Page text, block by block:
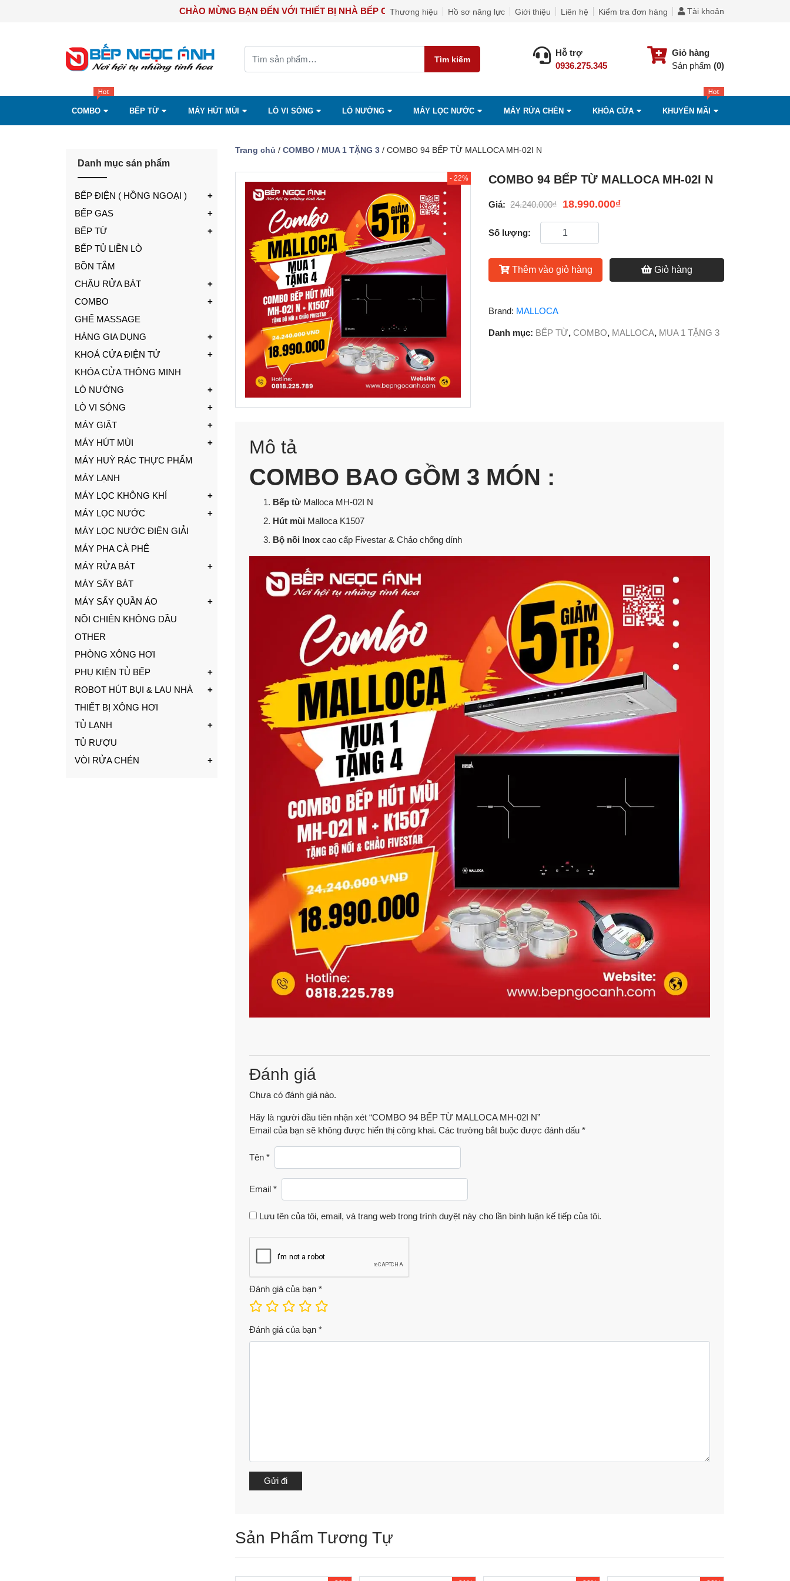
CHÀO MỪNG BẠN ĐẾN VỚI THIẾT BỊ NHÀ BẾP CAO CẤP NGỌC ÁNH
Thương hiệu Hồ sơ năng lực Giới thiệu Liên hệ Kiểm tra đơn hàng Tài khoản
Tìm kiếm
Hỗ trợ
0936.275.345
Giỏ hàng
Sản phẩm (0)
COMBO BẾP TỪ MÁY HÚT MÙI LÒ VI SÓNG LÒ NƯỚNG MÁY LỌC NƯỚC MÁY RỬA CHÉN KHÓA CỬA KHUYẾN MÃI
Danh mục sản phẩm
BẾP ĐIỆN ( HỒNG NGOẠI )
BẾP GAS
BẾP TỪ
BẾP TỦ LIỀN LÒ
BỒN TẮM
CHẬU RỬA BÁT
COMBO
GHẾ MASSAGE
HÀNG GIA DỤNG
KHOÁ CỬA ĐIỆN TỬ
KHÓA CỬA THÔNG MINH
LÒ NƯỚNG
LÒ VI SÓNG
MÁY GIẶT
MÁY HÚT MÙI
MÁY HUỲ RÁC THỰC PHẨM
MÁY LẠNH
MÁY LỌC KHÔNG KHÍ
MÁY LỌC NƯỚC
MÁY LỌC NƯỚC ĐIỆN GIẢI
MÁY PHA CÀ PHÊ
MÁY RỬA BÁT
MÁY SẤY BÁT
MÁY SẤY QUẦN ÁO
NỒI CHIÊN KHÔNG DẦU
OTHER
PHÒNG XÔNG HƠI
PHỤ KIỆN TỦ BẾP
ROBOT HÚT BỤI & LAU NHÀ
THIẾT BỊ XÔNG HƠI
TỦ LẠNH
TỦ RƯỢU
VÒI RỬA CHÉN
Trang chủ / COMBO/ MUA 1 TẶNG 3/ COMBO 94 BẾP TỪ MALLOCA MH-02I N
- 22% COMBO 94 BẾP TỪ MALLOCA MH-02I N
Giá: 24.240.000₫ 18.990.000₫
Số lượng:
Thêm vào giỏ hàng Giỏ hàng
Brand: MALLOCA
Danh mục: BẾP TỪ, COMBO, MALLOCA, MUA 1 TẶNG 3
Mô tả
COMBO BAO GỒM 3 MÓN :
Bếp từMalloca MH-02I N
Hút mùi Malloca K1507
Bộ nồi Inoxcao cấp Fivestar & Chảo chống dính
Đánh giá
Chưa có đánh giá nào.
Hãy là người đầu tiên nhận xét “COMBO 94 BẾP TỪ MALLOCA MH-02I N”
Email của bạn sẽ không được hiển thị công khai. Các trường bắt buộc được đánh dấu *
Tên *
Email *
Lưu tên của tôi, email, và trang web trong trình duyệt này cho lần bình luận kế tiếp của tôi.
Đánh giá của bạn *
Đánh giá của bạn *
Sản Phẩm Tương Tự